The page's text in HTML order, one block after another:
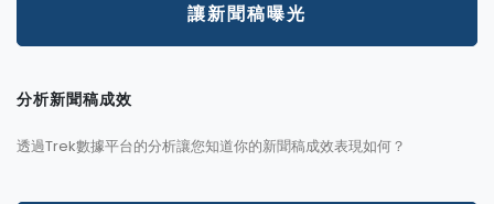
讓新聞稿曝光
分析新聞稿成效
透過Trek數據平台的分析讓您知道你的新聞稿成效表現如何？